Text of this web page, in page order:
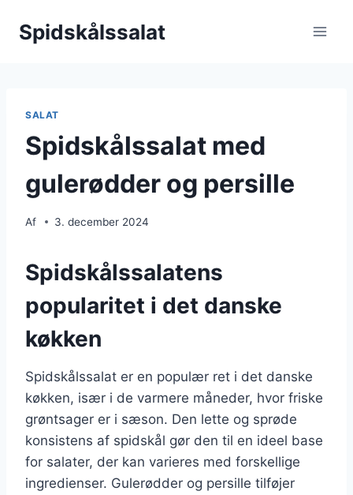
Spidskålssalat
SALAT
Spidskålssalat med
gulerødder og persille
Af 3. december 2024
Spidskålssalatens
popularitet i det danske
køkken
Spidskålssalat er en populær ret i det danske
køkken, især i de varmere måneder, hvor friske
grøntsager er i sæson. Den lette og sprøde
konsistens af spidskål gør den til en ideel base
for salater, der kan varieres med forskellige
ingredienser. Gulerødder og persille tilføjer